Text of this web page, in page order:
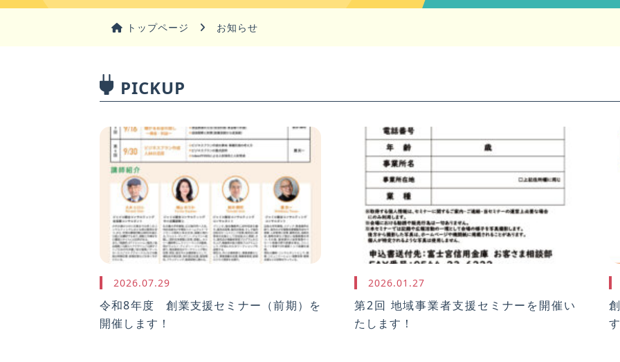
トップページ お知らせ
PICKUP
2026.07.29
令和8年度 創業支援セミナー（前期）を
開催します！
2026.01.27
第2回 地域事業者支援セミナーを開催い
たします！